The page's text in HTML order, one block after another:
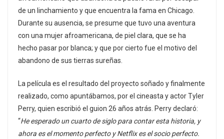
de un linchamiento y que encuentra la fama en Chicago.
Durante su ausencia, se presume que tuvo una aventura
con una mujer afroamericana, de piel clara, que se ha
hecho pasar por blanca; y que por cierto fue el motivo del
abandono de sus tierras sureñas.
La película es el resultado del proyecto soñado y finalmente
realizado, como apuntábamos, por el cineasta y actor Tyler
Perry, quien escribió el guion 26 años atrás. Perry declaró:
“He esperado un cuarto de siglo para contar esta historia, y
ahora es el momento perfecto y Netflix es el socio perfecto.